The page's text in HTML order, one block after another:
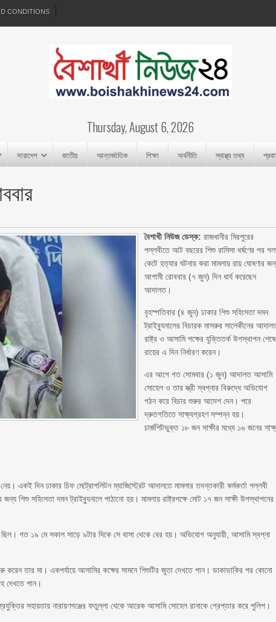
CONDITIONS
Thursday, August 6, 2026
সারাদেশ জাতীয় আন্তর্জাতিক শিক্ষা অর্থনীতি স্বাস্থ্য তথ্য
বৈশাখী নিউজ ডেস্ক: রাজধানীর মিরপুরের
পল্লবীতে আট বছরের শিশু রামিসা ধর্ষণের পর
কেটে হত্যার ঘটনায় করা মামলায় রায় ঘোষণার
আগামী রোববার (৭ জুন) দিন ধার্য করেছেন
আদালত।
বৃহস্পতিবার (৪ জুন) ঢাকার শিশু সহিংসতা দমন
ট্রাইব্যুনালের বিচারক মাসরুর সালেকীনের
রাষ্ট্র ও আসামি পক্ষের যুক্তিতর্ক উপস্থাপন শেষে
রায়ের এ দিন নির্ধারণ করেন।
এর আগে গত সোমবার (১ জুন) আদালত আসামি
সোহেল ও তার স্ত্রী স্বপ্নার বিরুদ্ধে অভিযোগ
গঠন করে বিচার শুরুর আদেশ দেন। পরে
দ্রুতগতিতে সাক্ষ্যগ্রহণ সম্পন্ন হয়।
চার্জশিটভুক্ত ১৮ জন সাক্ষীর মধ্যে ১৬ জনের
একই দিন ঢাকার চিফ মেট্রোপলিটন ম্যাজিস্ট্রেট আদালতে মামলার তদন্তকারী কর্মকর্তা পল্লবী
শিশু সহিংসতা দমন ট্রাইব্যুনালে পাঠানো হয়। মামলায় রাষ্ট্রপক্ষে মোট ১৭ জন সাক্ষী উপস্থাপনের
ছিল। গত ১৯ মে সকাল সাড়ে ৯টার দিকে সে বাসা থেকে বের হয়। অভিযোগ অনুযায়ী, আসামি স্বপ্না
তার মা। একপর্যায়ে আসামির কক্ষের সামনে শিশুটির জুতা দেখতে পান। ডাকাডাকির পর কোনো
দেখতে পান।
সহায়তায় নারায়ণগঞ্জের ফতুল্লা থেকে আরেক আসামি সোহেল রানাকে গ্রেপ্তার করে পুলিশ।